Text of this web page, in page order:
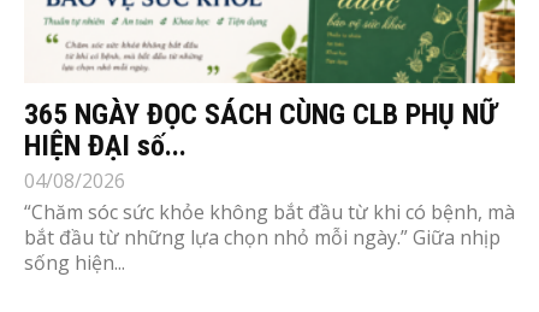
365 NGÀY ĐỌC SÁCH CÙNG CLB PHỤ NỮ
HIỆN ĐẠI số...
04/08/2026
“Chăm sóc sức khỏe không bắt đầu từ khi có bệnh, mà
bắt đầu từ những lựa chọn nhỏ mỗi ngày.” Giữa nhịp
sống hiện...